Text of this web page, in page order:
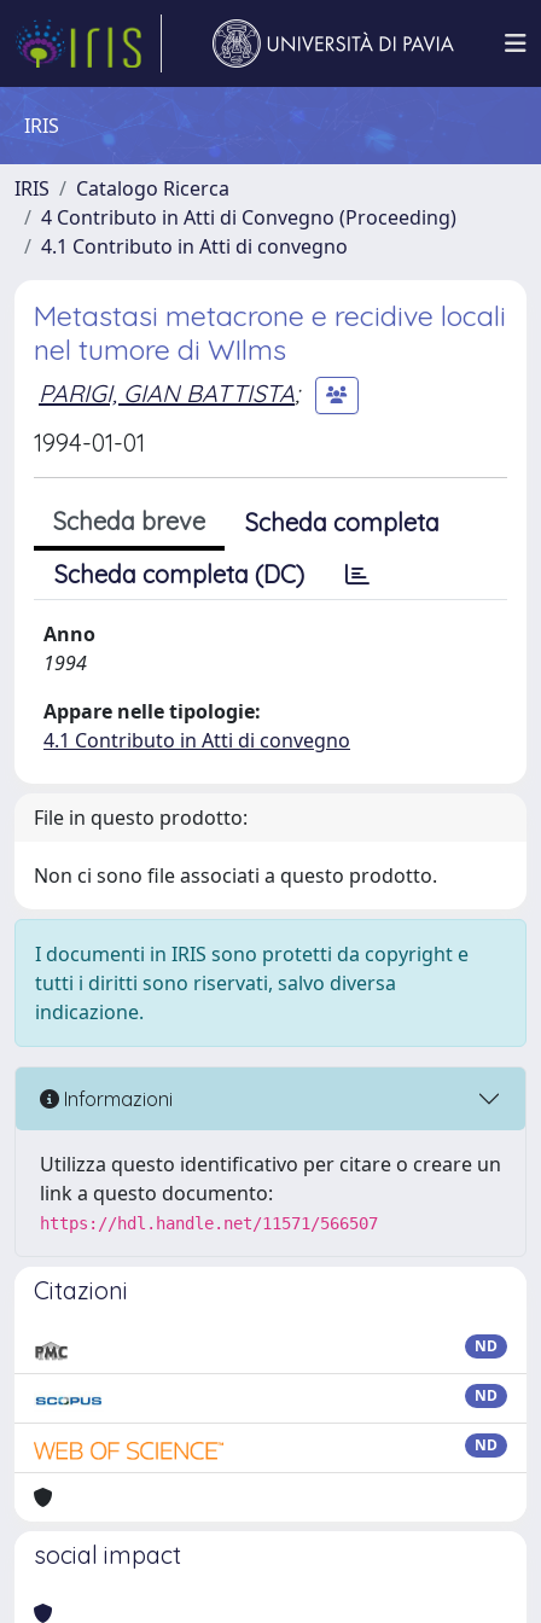
IRIS
IRIS
Catalogo Ricerca
4 Contributo in Atti di Convegno (Proceeding)
4.1 Contributo in Atti di convegno
Metastasi metacrone e recidive locali
nel tumore di WIlms
PARIGI, GIAN BATTISTA;
1994-01-01
Scheda breve
Scheda completa
Scheda completa (DC)
Anno
1994
Appare nelle tipologie:
4.1 Contributo in Atti di convegno
File in questo prodotto:
Non ci sono file associati a questo prodotto.
I documenti in IRIS sono protetti da copyright e
tutti i diritti sono riservati, salvo diversa
indicazione.
Informazioni
Utilizza questo identificativo per citare o creare un
link a questo documento:
https://hdl.handle.net/11571/566507
Citazioni
ND
ND
ND
social impact